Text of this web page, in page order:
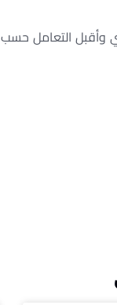
وأقبل التعامل حسب